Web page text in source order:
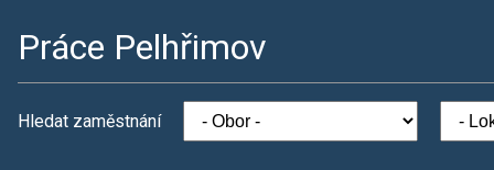
Práce Pelhřimov
Hledat zaměstnání